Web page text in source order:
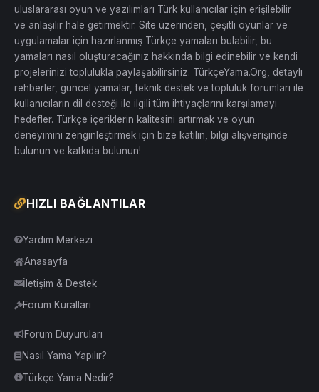
uluslararası oyun ve yazılımları Türk kullanıcılar için erişilebilir
ve anlaşılır hale getirmektir. Site üzerinden, çeşitli oyunlar ve
uygulamalar için hazırlanmış Türkçe yamaları bulabilir, bu
yamaları nasıl oluşturacağınız hakkında bilgi edinebilir ve kendi
projelerinizi toplulukla paylaşabilirsiniz. TürkçeYama.Org, detaylı
rehberler, güncel yamalar, teknik destek ve topluluk forumları ile
kullanıcıların dil desteği ile ilgili tüm ihtiyaçlarını karşılamayı
hedefler. Türkçe içeriklerin kalitesini artırmak ve oyun
deneyimini zenginleştirmek için bize katılın, bilgi alışverişinde
bulunun ve katkıda bulunun!
HIZLI BAĞLANTILAR
Yardım Merkezi
Anasayfa
İletişim & Destek
Forum Kuralları
Forum Duyuruları
Nasıl Yama Yapılır?
Türkçe Yama Nedir?